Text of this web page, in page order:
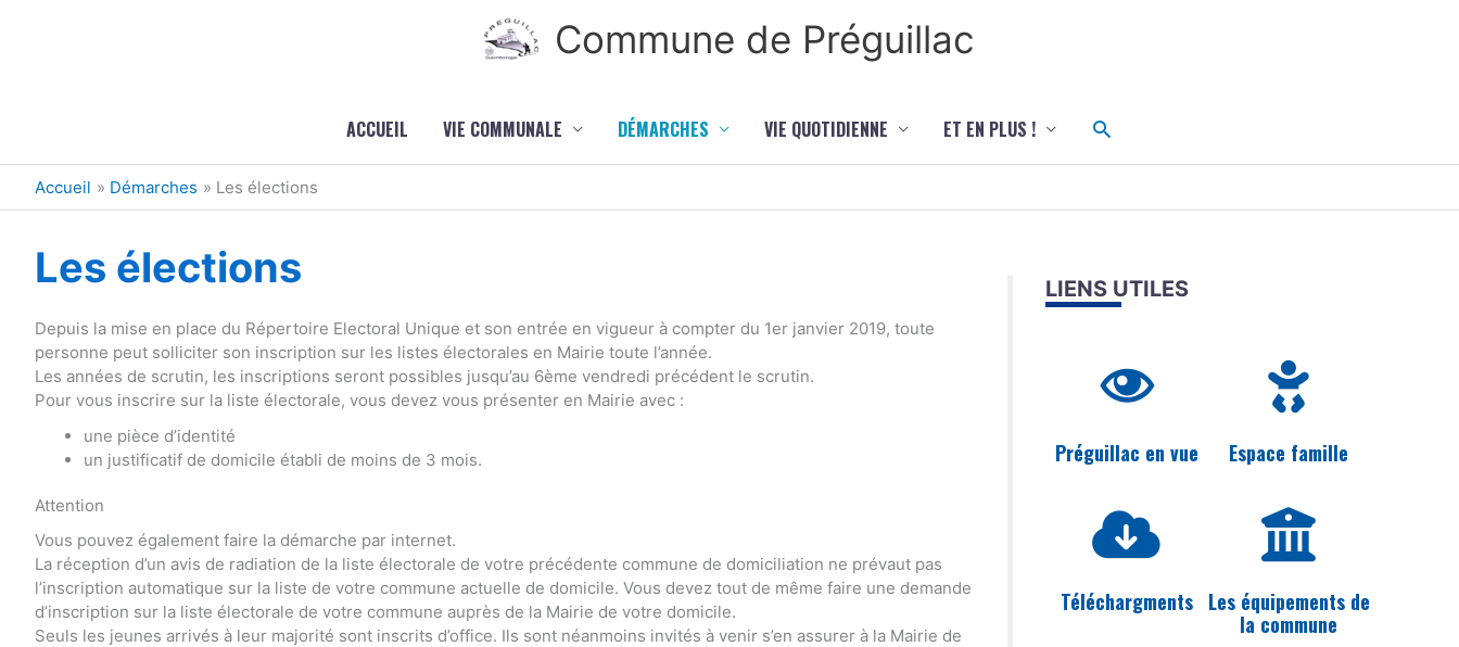
Commune de Préguillac
ACCUEIL VIE COMMUNALE DÉMARCHES VIE QUOTIDIENNE ET EN PLUS ! Rechercher
Accueil Démarches Les élections
Les élections
Depuis la mise en place du Répertoire Electoral Unique et son entrée en vigueur à compter du 1er janvier 2019, toute
personne peut solliciter son inscription sur les listes électorales en Mairie toute l’année.
Les années de scrutin, les inscriptions seront possibles jusqu’au 6ème vendredi précédent le scrutin.
Pour vous inscrire sur la liste électorale, vous devez vous présenter en Mairie avec :
une pièce d’identité
un justificatif de domicile établi de moins de 3 mois.
Attention
Vous pouvez également faire la démarche par internet.
La réception d’un avis de radiation de la liste électorale de votre précédente commune de domiciliation ne prévaut pas
l’inscription automatique sur la liste de votre commune actuelle de domicile. Vous devez tout de même faire une demande
d’inscription sur la liste électorale de votre commune auprès de la Mairie de votre domicile.
Seuls les jeunes arrivés à leur majorité sont inscrits d’office. Ils sont néanmoins invités à venir s’en assurer à la Mairie de
LIENS UTILES
Préguillac en vue Espace famille
Téléchargments Les équipements de
la commune